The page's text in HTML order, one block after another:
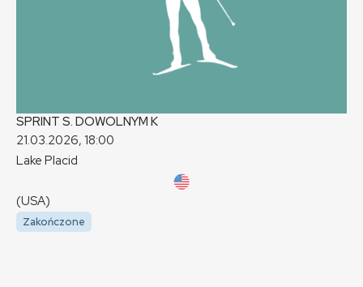
SPRINT S. DOWOLNYM K
21.03.2026, 18:00
Lake Placid
(USA)
Zakończone